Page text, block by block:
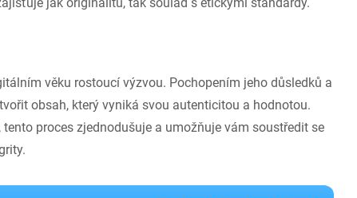
věku rostoucí výzvou. Pochopením jeho důsledků a
obsah, který vyniká svou autenticitou a hodnotou.
proces zjednodušuje a umožňuje vám soustředit se